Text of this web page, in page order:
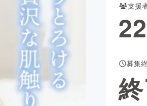
ビューティー・ヘルス
Social Good
CAMPFIRE Creation
るさと納税 machi-ya
支援
22
募集